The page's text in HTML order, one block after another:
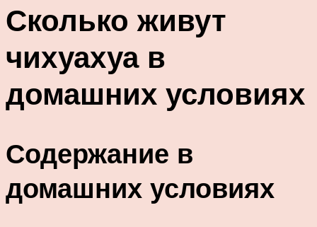
Сколько живут
чихуахуа в
домашних условиях
Содержание в
домашних условиях